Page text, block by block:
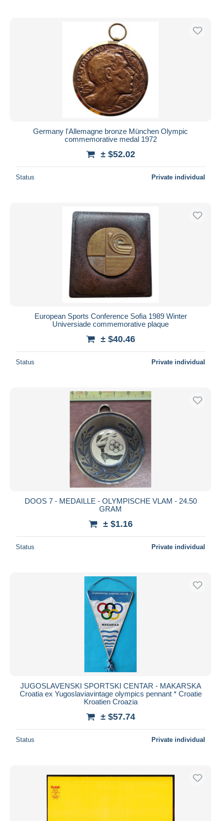
Germany l'Allemagne bronze München Olympic
commemorative medal 1972
± $52.02
Status Private individual
European Sports Conference Sofia 1989 Winter
Universiade commemorative plaque
± $40.46
Status Private individual
DOOS 7 - MEDAILLE - OLYMPISCHE VLAM - 24.50
GRAM
± $1.16
Status Private individual
JUGOSLAVENSKI SPORTSKI CENTAR - MAKARSKA
Croatia ex Yugoslaviavintage olympics pennant * Croatie
Kroatien Croazia
± $57.74
Status Private individual